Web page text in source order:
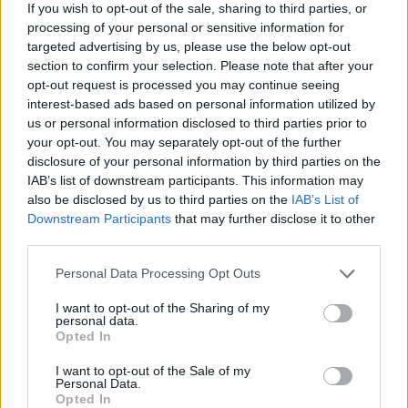
If you wish to opt-out of the sale, sharing to third parties, or
processing of your personal or sensitive information for
targeted advertising by us, please use the below opt-out
section to confirm your selection. Please note that after your
opt-out request is processed you may continue seeing
interest-based ads based on personal information utilized by
us or personal information disclosed to third parties prior to
your opt-out. You may separately opt-out of the further
disclosure of your personal information by third parties on the
IAB’s list of downstream participants. This information may
also be disclosed by us to third parties on the IAB’s List of
Downstream Participants that may further disclose it to other
Personal Data Processing Opt Outs
I want to opt-out of the Sharing of my
personal data.
Opted In
I want to opt-out of the Sale of my
Personal Data.
Opted In
del ranking, quien peleó en un tercer set para caer 7-6,
4-6 y 6-3.
Han sido tres torneos disputados en la gira asiática
resumidos en tres victorias, pero de este último
certamen confiesa que se lleva algo diferente. “Lo que
más me alegra es la preparación, aunque reconozco
que después de Pekín no tuve mucho tiempo de
prepararme para Shanghái, apenas tuve tres días para
interrogantes, pero la primera ronda me dio mucha
confianza, así derroté luego al Nº10 del mundo, estando
muy seguro. Sin embargo,
mi partido más satisfactorio, elegiría este último,
pese a la derrota